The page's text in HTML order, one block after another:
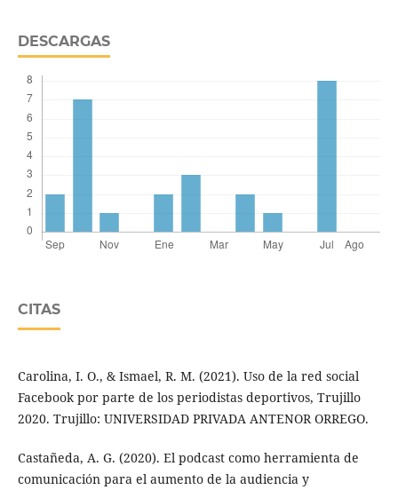
DESCARGAS
CITAS
Carolina, I. O., & Ismael, R. M. (2021). Uso de la red social
Facebook por parte de los periodistas deportivos, Trujillo
2020. Trujillo: UNIVERSIDAD PRIVADA ANTENOR ORREGO.
Castañeda, A. G. (2020). El podcast como herramienta de
comunicación para el aumento de la audiencia y